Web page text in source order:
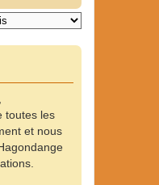
toutes les
et nous